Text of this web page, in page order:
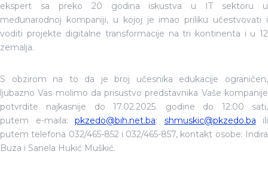
ekspert sa preko 20 godina iskustva u IT sektoru u
međunarodnoj kompaniji, u kojoj je imao priliku učestvovati i
voditi projekte digitalne transformacije na tri kontinenta i u 12
zemalja.
S obzirom na to da je broj učesnika edukacije ograničen,
ljubazno Vas molimo da prisustvo predstavnika Vaše kompanije
potvrdite najkasnije do 17.02.2025. godine do 12:00 sati,
putem e-maila: pkzedo@bih.net.ba; shmuskic@pkzedo.ba ili
putem telefona 032/465-852 i 032/465-857, kontakt osobe: Indira
Buza i Sanela Hukić Muškić.